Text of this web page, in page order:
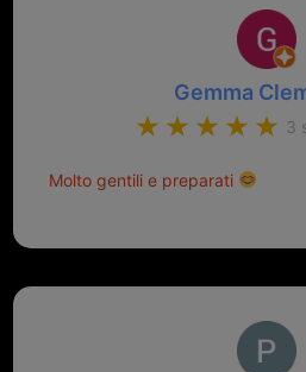
Gemma
3
Molto gentili e preparati